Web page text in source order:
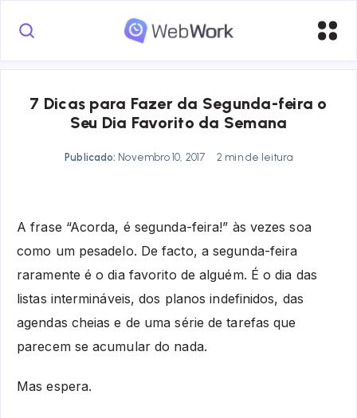
7 Dicas para Fazer da Segunda-feira o
Seu Dia Favorito da Semana
Publicado: Novembro 10, 2017 2 min de leitura
A frase “Acorda, é segunda-feira!” às vezes soa
como um pesadelo. De facto, a segunda-feira
raramente é o dia favorito de alguém. É o dia das
listas intermináveis, dos planos indefinidos, das
agendas cheias e de uma série de tarefas que
parecem se acumular do nada.
Mas espera.